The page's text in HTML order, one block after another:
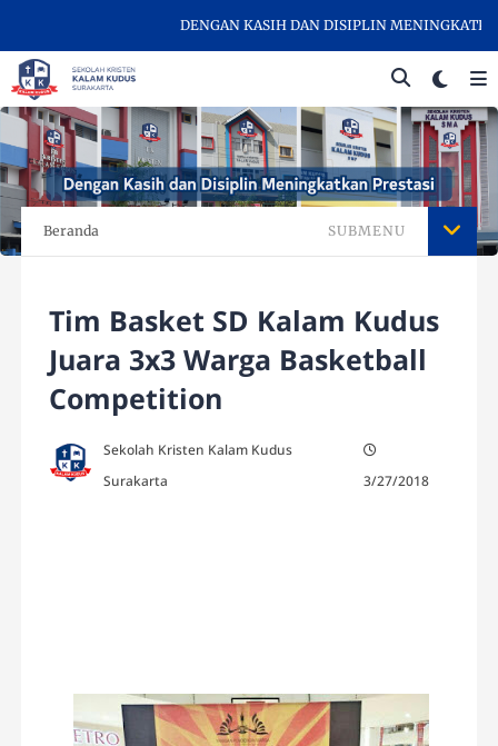
DENGAN KASIH DAN DISIPLIN MENINGKATKAN
Beranda SUBMENU
Tim Basket SD Kalam Kudus
Juara 3x3 Warga Basketball
Competition
Sekolah Kristen Kalam Kudus
Surakarta
3/27/2018